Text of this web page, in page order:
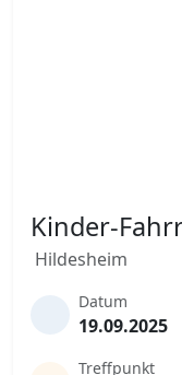
Kinder-
Hildesheim
Datum
19.09.2025
Treffpunkt